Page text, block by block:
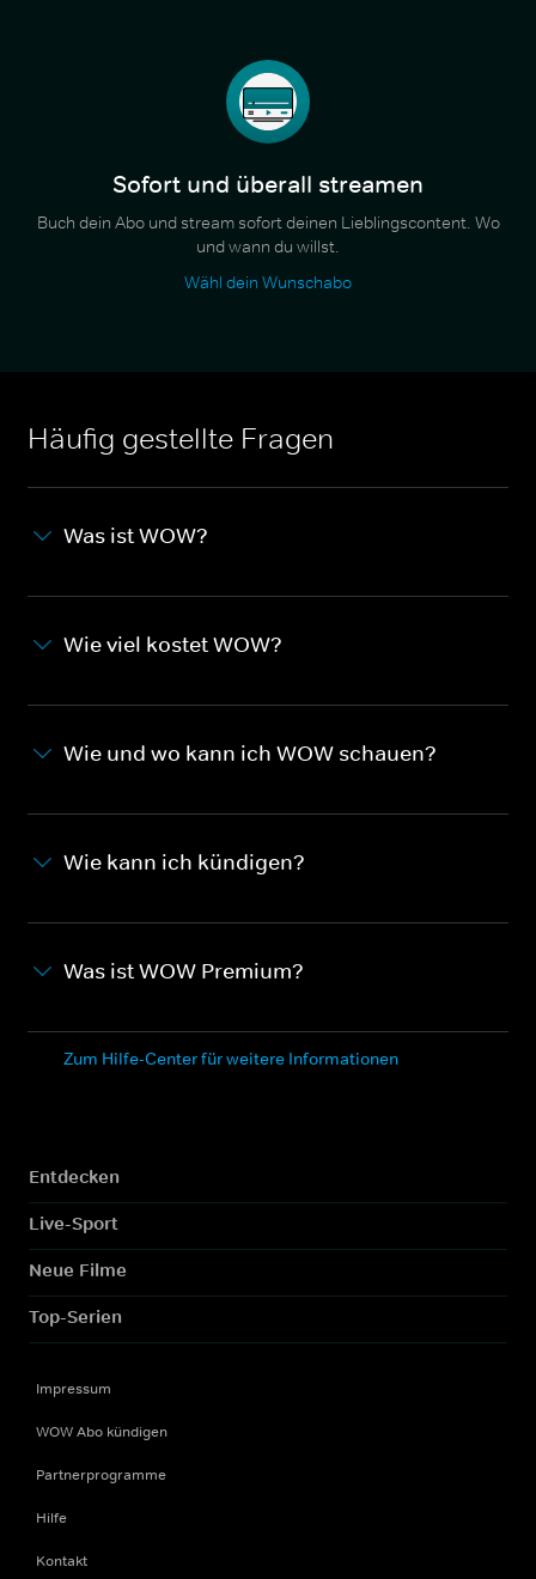
Sofort und überall streamen
Buch dein Abo und stream sofort deinen Lieblingscontent. Wo
und wann du willst.
Wähl dein Wunschabo
Häufig gestellte Fragen
Was ist WOW?
Wie viel kostet WOW?
Wie und wo kann ich WOW schauen?
Wie kann ich kündigen?
Was ist WOW Premium?
Zum Hilfe-Center für weitere Informationen
Entdecken
Live-Sport
Neue Filme
Top-Serien
Impressum
WOW Abo kündigen
Partnerprogramme
Hilfe
Kontakt